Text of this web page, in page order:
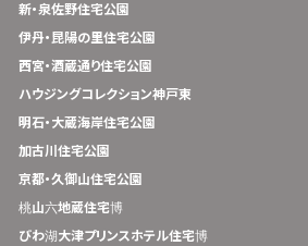
新・泉佐野住宅公園
伊丹・昆陽の里住宅公園
西宮・酒蔵通り住宅公園
ハウジングコレクション神戸東
明石・大蔵海岸住宅公園
加古川住宅公園
京都・久御山住宅公園
桃山六地蔵住宅博
びわ湖大津プリンスホテル住宅博